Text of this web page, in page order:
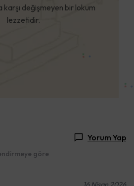
karşı değişmeyen bir lokum
lezzetidir.
Yorum Yap
göre